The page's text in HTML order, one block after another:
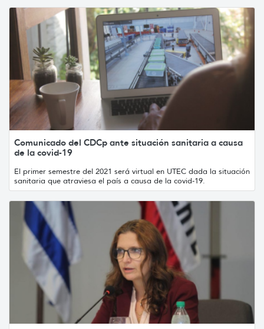
Comunicado del CDCp ante situación sanitaria a causa
de la covid-19
El primer semestre del 2021 será virtual en UTEC dada la situación
sanitaria que atraviesa el país a causa de la covid-19.